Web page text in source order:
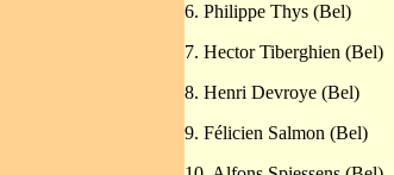
6. Philippe Thys (Bel)
7. Hector Tiberghien (Bel)
8. Henri Devroye (Bel)
9. Félicien Salmon (Bel)